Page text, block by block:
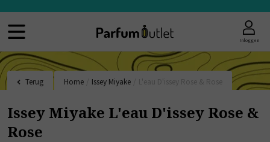
Inloggen
Terug Home Issey Miyake
Issey Miyake L'eau D'issey Rose &
Rose